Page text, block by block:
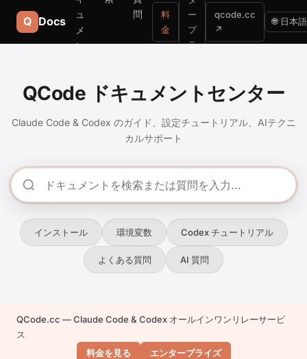
Q Docs
ュ
メ
ン
問
料
金
ー
プ
ラ
qcode.cc
↗
🌐 日本語
QCode ドキュメントセンター
Claude Code & Codex のガイド、設定チュートリアル、AIテクニ
カルサポート
インストール 環境変数 Codex チュートリアル
よくある質問 AI 質問
QCode.cc — Claude Code & Codex オールインワンリレーサービ
ス
料金を見る
エンタープライズ